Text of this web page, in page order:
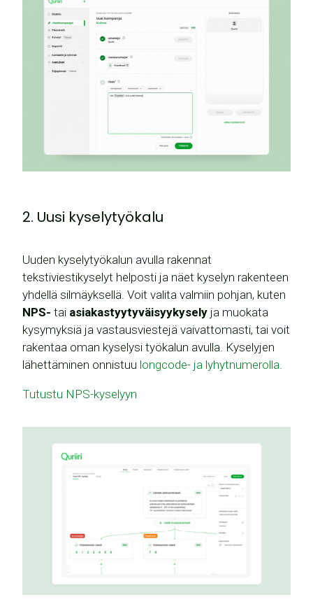
2. Uusi kyselytyökalu
Uuden kyselytyökalun avulla rakennat
tekstiviestikyselyt helposti ja näet kyselyn rakenteen
yhdellä silmäyksellä. Voit valita valmiin pohjan, kuten
NPS- tai asiakastyytyväisyykysely ja muokata
kysymyksiä ja vastausviestejä vaivattomasti, tai voit
rakentaa oman kyselysi työkalun avulla. Kyselyjen
lähettäminen onnistuu longcode- ja lyhytnumerolla
Tutustu NPS-kyselyyn